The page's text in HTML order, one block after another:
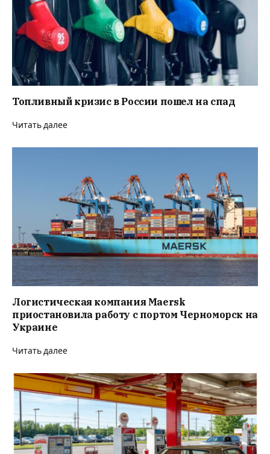
Топливный кризис в России пошел на спад
Читать далее
Логистическая компания Maersk
приостановила работу с портом Черноморск на
Украине⁠
Читать далее